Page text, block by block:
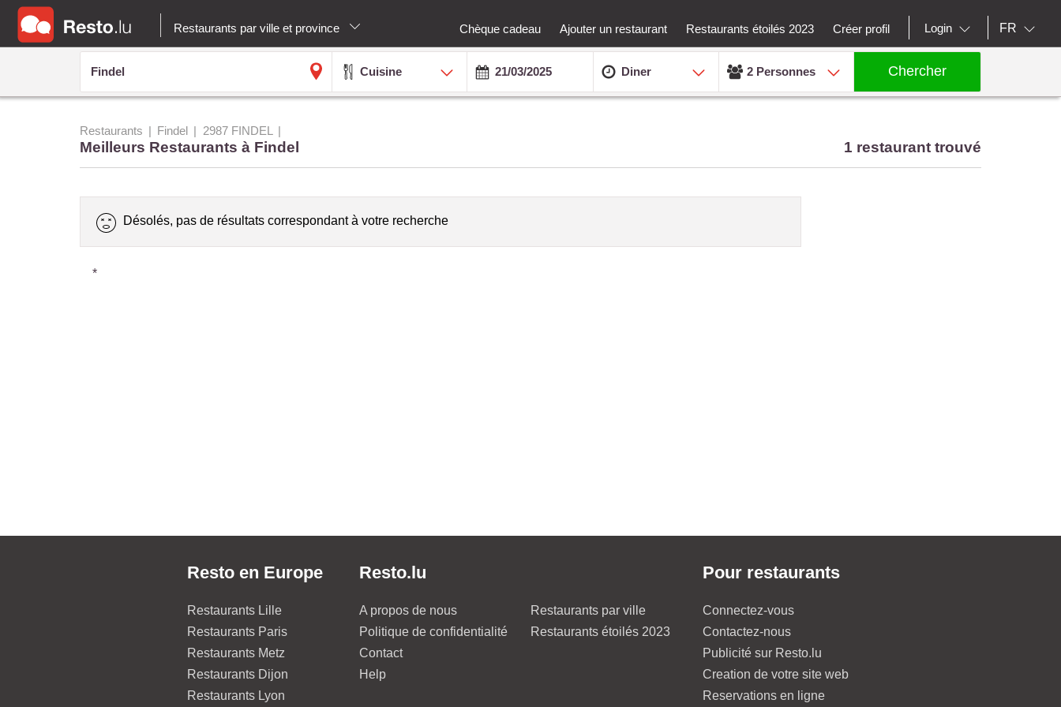
Restaurants par ville et province Chèque cadeau Ajouter un restaurant Restaurants étoilés 2023 Créer profil Login FR
Cuisine Diner 2 Personnes Chercher
Restaurants Findel 2987 FINDEL
Meilleurs Restaurants à Findel 1 restaurant trouvé
Désolés, pas de résultats correspondant à votre recherche
*
Resto en Europe
Restaurants Lille
Restaurants Paris
Restaurants Metz
Restaurants Dijon
Restaurants Lyon
Resto.lu
A propos de nous
Politique de confidentialité
Contact
Help
Restaurants par ville
Restaurants étoilés 2023
Pour restaurants
Connectez-vous
Contactez-nous
Publicité sur Resto.lu
Creation de votre site web
Reservations en ligne